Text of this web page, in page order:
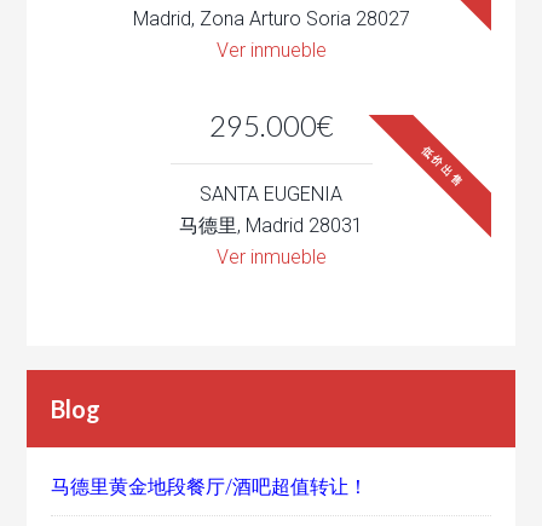
Madrid, Zona Arturo Soria 28027
Ver inmueble
295.000€
低价出售
SANTA EUGENIA
马德里, Madrid 28031
Ver inmueble
Blog
马德里黄金地段餐厅/酒吧超值转让！